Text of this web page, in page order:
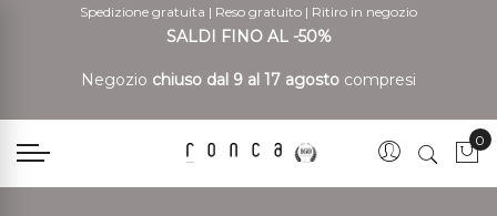
Spedizione gratuita | Reso gratuito | Ritiro in negozio
SALDI FINO AL -50%
Negozio chiuso dal 9 al 17 agosto compresi
0